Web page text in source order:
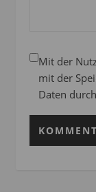
Mit der
mit der
Daten